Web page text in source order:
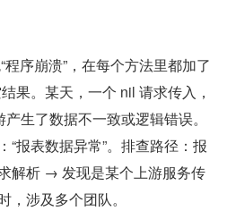
程序崩溃”，在每个方法里都加了
果。某天，一个 nil 请求传入，
生了数据不一致或逻辑错误。
“报表数据异常”。排查路径：报
解析 → 发现是某个上游服务传
，涉及多个团队。